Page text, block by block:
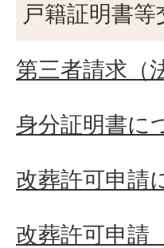
戸籍証明書
第三者請求（
身分証明書に
改葬許可申請
改葬許可申請